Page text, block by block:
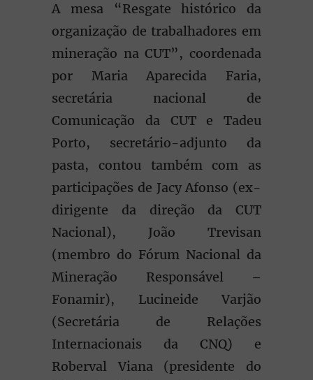
A mesa “Resgate histórico da
organização de trabalhadores em
mineração na CUT”, coordenada
por Maria Aparecida Faria,
secretária nacional de
Comunicação da CUT e Tadeu
Porto, secretário-adjunto da
pasta, contou também com as
participações de Jacy Afonso (ex-
dirigente da direção da CUT
Nacional), João Trevisan
(membro do Fórum Nacional da
Mineração Responsável –
Fonamir), Lucineide Varjão
(Secretária de Relações
Internacionais da CNQ) e
Roberval Viana (presidente do